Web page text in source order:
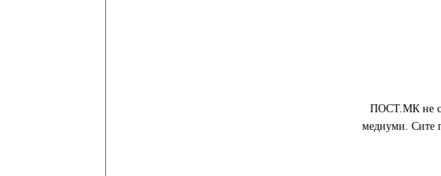
ПОСТ.МК не
медиуми. Сите